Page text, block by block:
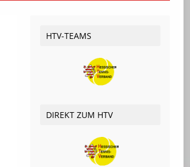
HTV-TEAMS
DIREKT ZUM HTV